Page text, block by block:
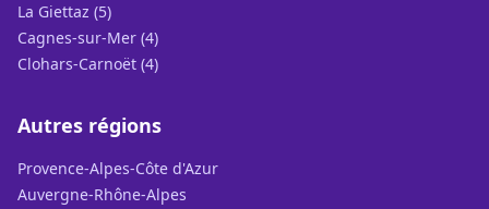
La Giettaz (5)
Cagnes-sur-Mer (4)
Clohars-Carnoët (4)
Autres régions
Provence-Alpes-Côte d'Azur
Auvergne-Rhône-Alpes